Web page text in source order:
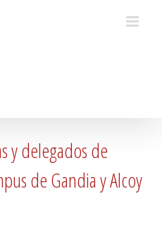
y delegados de
de Gandia y Alcoy